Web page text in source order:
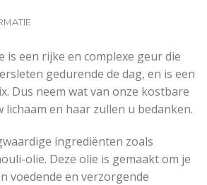
is een rijke en complexe geur die
gedurende de dag, en is een
Dus neem wat van onze kostbare
lichaam en haar zullen u bedanken.
ingrediënten zoals
olie. Deze olie is gemaakt om je
voedende en verzorgende